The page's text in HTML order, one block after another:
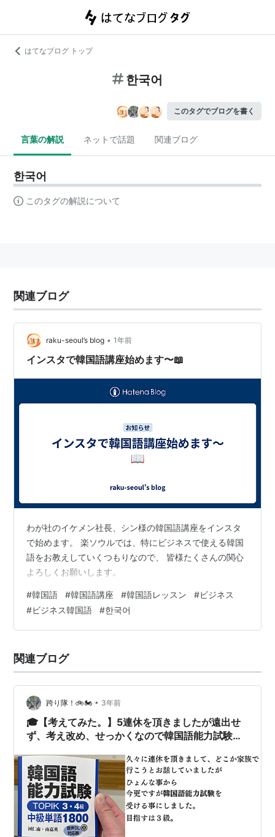
はてなブログ トップ
한국어
このタグでブログを書く
言葉の解説 ネットで話題 関連ブログ
한국어
このタグの解説について
関連ブログ
raku-seoul’s blog • 1年前
インスタで韓国語講座始めます〜📖
わが社のイケメン社長、シン様の韓国語講座をインスタ
で始めます。 楽ソウルでは、特にビジネスで使える韓国
語をお教えしていくつもりなので、 皆様たくさんの関心
よろしくお願いします。
#韓国語 #韓国語講座 #韓国語レッスン #ビジネス
#ビジネス韓国語 #한국어
関連ブログ
跨り隊！🚲🏍 • 3年前
🎓【考えてみた。】5連休を頂きましたが遠出せ
ず、考え改め、せっかくなので韓国語能力試験の